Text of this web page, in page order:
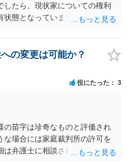
たら、現状家についての権利
状態となっています。 相続割合
が相続放棄したため相続人不在
記のみであれば上記の割合での
分するのであればお父様の１/４
清算人含めて処分の手続きを
の変更は可能か？
役にたった 3
の苗字は珍奇なものと評価され
な場合には家庭裁判所の許可を
は弁護士に相談されるのが宜し